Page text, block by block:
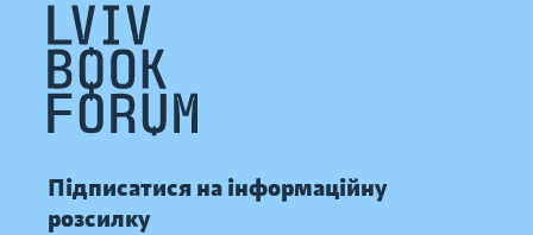
Підписатися на інформаційну
розсилку